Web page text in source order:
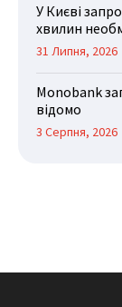
У Києві
хвилин
31 Липня, 2026
Monobank
відомо
3 Серпня, 2026